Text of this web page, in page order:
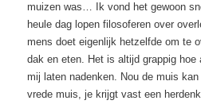
muizen was… Ik vond het gewoon
heule dag lopen filosoferen over
mens doet eigenlijk hetzelfde om te
dak en eten. Het is altijd grappig hoe
mij laten nadenken. Nou de muis
vrede muis, je krijgt vast een